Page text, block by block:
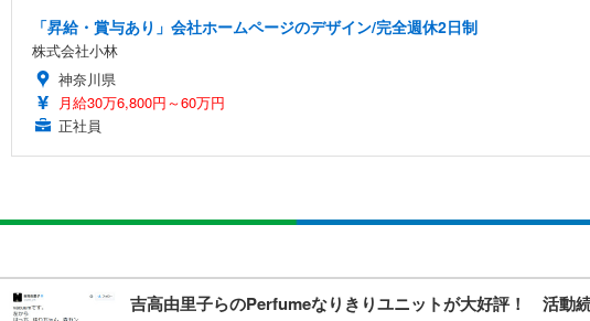
「昇給・賞与あり」会社ホームページのデザイン/完全週休2日制
株式会社小林
神奈川県
月給30万6,800円～60万円
正社員
吉高由里子らのPerfumeなりきりユニットが大好評！ 活動